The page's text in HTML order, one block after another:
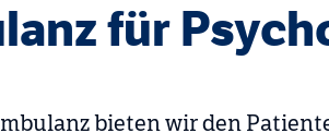
für
bieten wir den